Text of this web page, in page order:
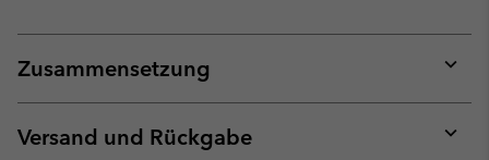
Zusammensetzung
or
Versand und Rückgabe